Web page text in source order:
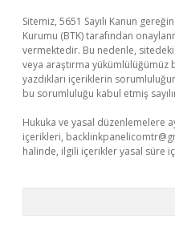
Sitemiz, 5651 Sayılı Kanun
Kurumu (BTK) tarafından
vermektedir. Bu nedenle,
veya araştırma yükümlülüğümüz
yazdıkları içeriklerin
bu sorumluluğu kabul etmiş
Hukuka ve yasal düzenlemelere
içerikleri,
halinde, ilgili içerikler yasal süre